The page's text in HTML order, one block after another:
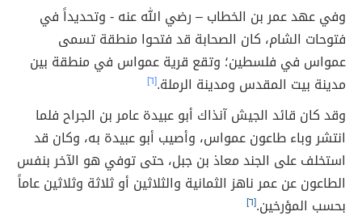
وفي عهد عمر بن الخطاب – رضي الله عنه - وتحديداً في
فتوحات الشام، كان الصحابة قد فتحوا منطقة تسمى
عمواس في فلسطين؛ وتقع قرية عمواس في منطقة بين
مدينة بيت المقدس ومدينة الرملة.[٦]
وقد كان قائد الجيش آنذاك أبو عبيدة عامر بن الجراح فلما
انتشر وباء طاعون عمواس، وأصيب أبو عبيدة به، وكان قد
استخلف على الجند معاذ بن جبل، حتى توفي هو الآخر بنفس
الطاعون عن عمر ناهز الثمانية والثلاثين أو ثلاثة وثلاثين عاماً
بحسب المؤرخين.[٦]